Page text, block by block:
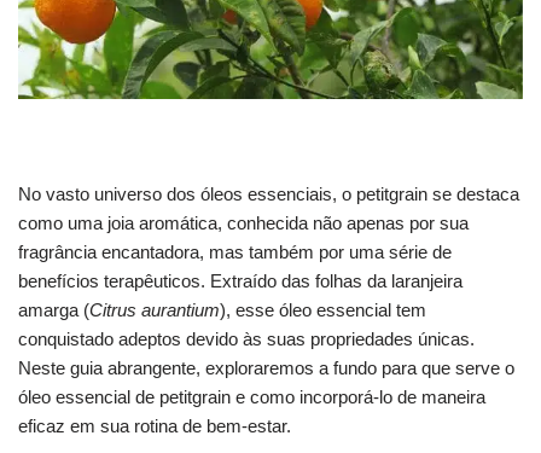
No vasto universo dos óleos essenciais, o petitgrain se destaca
como uma joia aromática, conhecida não apenas por sua
fragrância encantadora, mas também por uma série de
benefícios terapêuticos. Extraído das folhas da laranjeira
amarga (Citrus aurantium), esse óleo essencial tem
conquistado adeptos devido às suas propriedades únicas.
Neste guia abrangente, exploraremos a fundo para que serve o
óleo essencial de petitgrain e como incorporá-lo de maneira
eficaz em sua rotina de bem-estar.